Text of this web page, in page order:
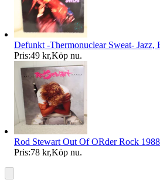
Defunkt -Thermonuclear Sweat- Jazz,
Pris:49 kr,Köp nu.
Rod Stewart Out Of ORder Rock 1988
Pris:78 kr,Köp nu.